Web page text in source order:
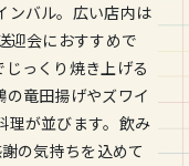
ンバル。広い店内は
迎会におすすめで
っくり焼き上げる
竜田揚げやズワイ
理が並びます。飲み
の気持ちを込めて